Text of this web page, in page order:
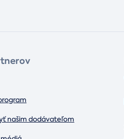
našim dodávateľom